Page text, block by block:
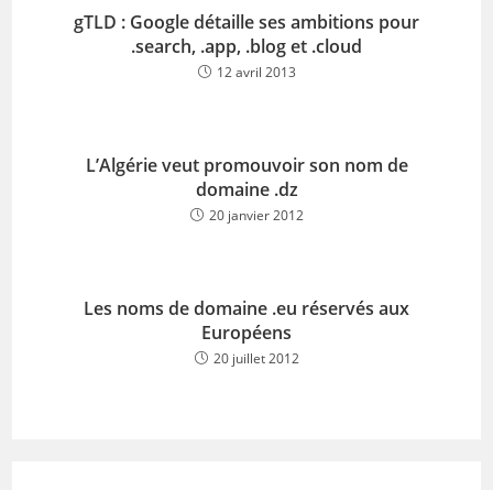
gTLD : Google détaille ses ambitions pour
.search, .app, .blog et .cloud
12 avril 2013
L’Algérie veut promouvoir son nom de
domaine .dz
20 janvier 2012
Les noms de domaine .eu réservés aux
Européens
20 juillet 2012